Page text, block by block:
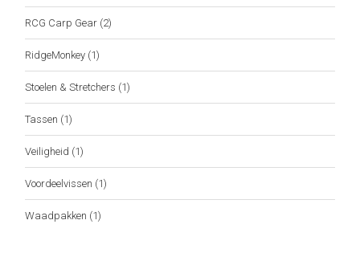
RCG Carp Gear (2)
RidgeMonkey (1)
Stoelen & Stretchers (1)
Tassen (1)
Veiligheid (1)
Voordeelvissen (1)
Waadpakken (1)